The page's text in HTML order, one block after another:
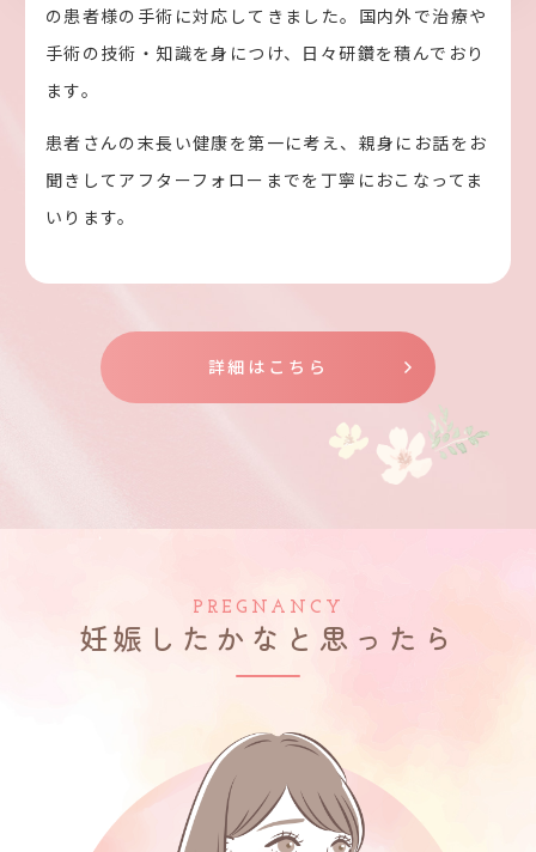
の患者様の手術に対応してきました。国内外で治療や
手術の技術・知識を身につけ、日々研鑽を積んでおり
ます。
患者さんの末長い健康を第一に考え、親身にお話をお
聞きしてアフターフォローまでを丁寧におこなってま
いります。
詳細はこちら
PREGNANCY
妊娠したかなと思ったら